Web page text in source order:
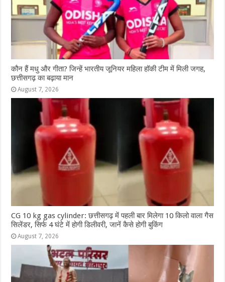
कौन हैं मधु और गीता? जिन्हें भारतीय जूनियर महिला हॉकी टीम में मिली जगह,
छत्तीसगढ़ का बढ़ाया मान
August 7, 2026
CG 10 kg gas cylinder: छत्तीसगढ़ में पहली बार मिलेगा 10 किलो वाला गैस
सिलेंडर, सिर्फ 4 घंटे में होगी डिलीवरी, जानें कैसे होगी बुकिंग
August 7, 2026